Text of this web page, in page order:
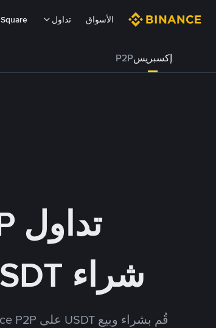
الأسواق تداول Square
إكسبريسP2P
تداول P2P إكسبريس
شراء USDT مقابل CNY
قُم بشراء وبيع USDT على Binance P2P باستخدام العديد من طرق الدفع